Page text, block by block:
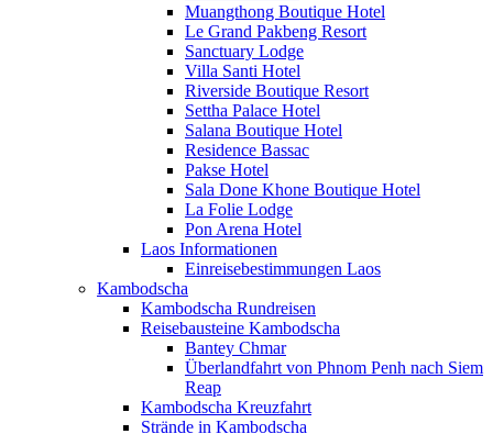
Muangthong Boutique Hotel
Le Grand Pakbeng Resort
Sanctuary Lodge
Villa Santi Hotel
Riverside Boutique Resort
Settha Palace Hotel
Salana Boutique Hotel
Residence Bassac
Pakse Hotel
Sala Done Khone Boutique Hotel
La Folie Lodge
Pon Arena Hotel
Laos Informationen
Einreisebestimmungen Laos
Kambodscha
Kambodscha Rundreisen
Reisebausteine Kambodscha
Bantey Chmar
Überlandfahrt von Phnom Penh nach Siem
Reap
Kambodscha Kreuzfahrt
Strände in Kambodscha